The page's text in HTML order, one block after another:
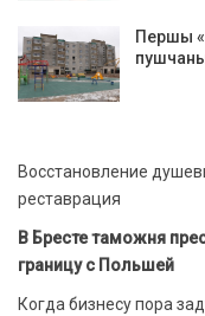
Першы
Восстановление
реставрация
В Бресте таможня
границу с Польшей
Когда бизнесу пора